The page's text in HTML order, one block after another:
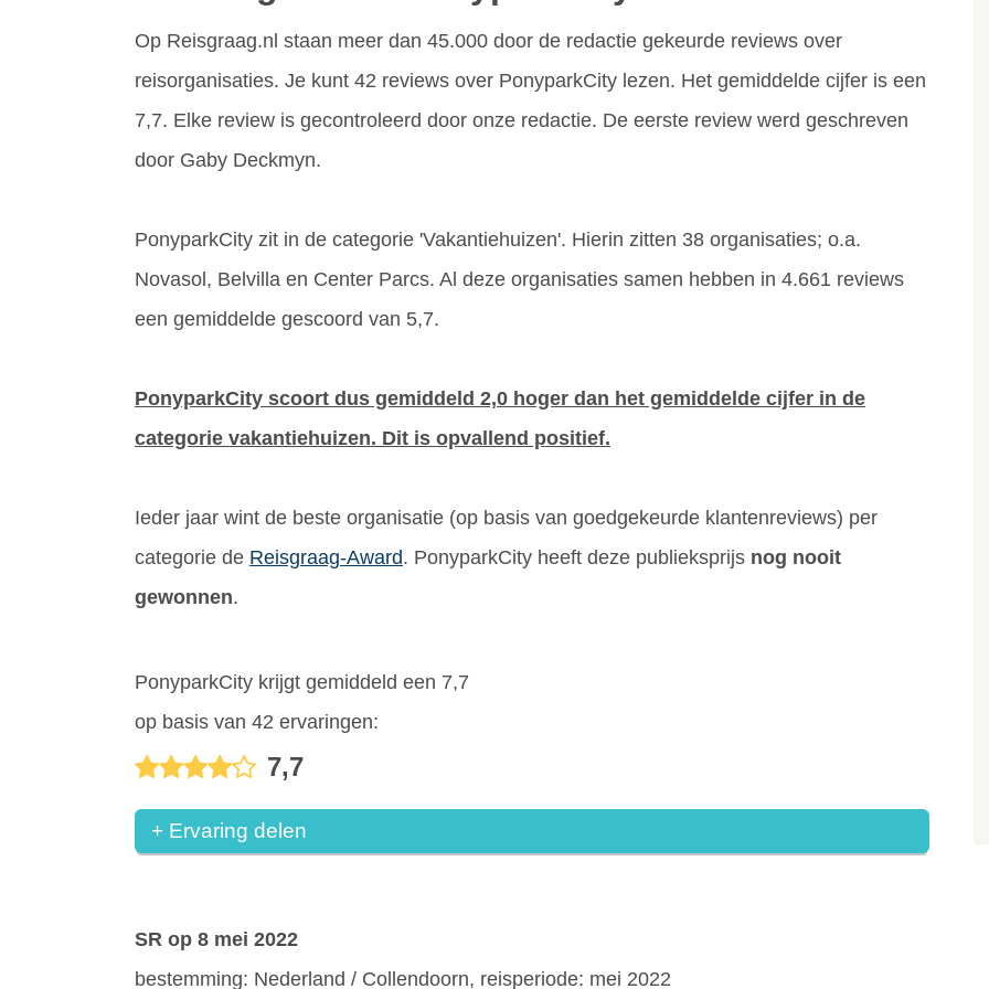
Op Reisgraag.nl staan meer dan 45.000 door de redactie gekeurde reviews over
reisorganisaties. Je kunt 42 reviews over PonyparkCity lezen. Het gemiddelde cijfer is een
7,7. Elke review is gecontroleerd door onze redactie. De eerste review werd geschreven
door Gaby Deckmyn.
PonyparkCity zit in de categorie 'Vakantiehuizen'. Hierin zitten 38 organisaties; o.a.
Novasol, Belvilla en Center Parcs. Al deze organisaties samen hebben in 4.661 reviews
een gemiddelde gescoord van 5,7.
PonyparkCity scoort dus gemiddeld 2,0 hoger dan het gemiddelde cijfer in de
categorie vakantiehuizen. Dit is opvallend positief.
Ieder jaar wint de beste organisatie (op basis van goedgekeurde klantenreviews) per
categorie de Reisgraag-Award. PonyparkCity heeft deze publieksprijs nog nooit
gewonnen.
PonyparkCity krijgt gemiddeld een 7,7
op basis van 42 ervaringen:
7,7
+ Ervaring delen
SR op 8 mei 2022
bestemming: Nederland / Collendoorn, reisperiode: mei 2022